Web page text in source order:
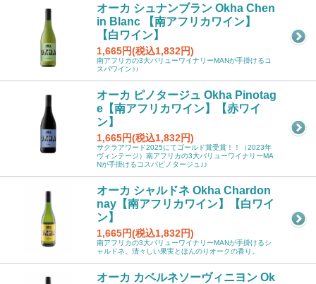
オーカ シュナンブラン Okha Chen
in Blanc 【南アフリカワイン】
【白ワイン】
1,665円(税込1,832円)
南アフリカの3大バリューワイナリーMANが手掛けるコ
スパワイン♪♪
オーカ ピノタージュ Okha Pinotag
e【南アフリカワイン】【赤ワイ
ン】
1,665円(税込1,832円)
サクラアワード2025にてゴールド賞受賞！！（2023年
ヴィンテージ）南アフリカの3大バリューワイナリーMA
Nが手掛けるコスパピノタージュ♪♪
オーカ シャルドネ Okha Chardon
nay【南アフリカワイン】【白ワイ
ン】
1,665円(税込1,832円)
南アフリカの3大バリューワイナリーMANが手掛けるシ
ャルドネ。清々しい果実とほんのりオークの香り。
オーカ カベルネソーヴィニヨン Ok